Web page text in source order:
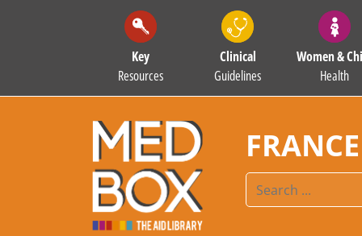
Key
Resources
Clinical
Guidelines
Women &
Health
FRANCE